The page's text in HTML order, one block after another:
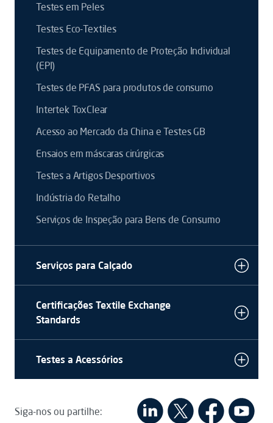
Testes em Peles
Testes Eco-Textiles
Testes de Equipamento de Proteção Individual
(EPI)
Testes de PFAS para produtos de consumo
Intertek ToxClear
Acesso ao Mercado da China e Testes GB
Ensaios em máscaras cirúrgicas
Testes a Artigos Desportivos
Indústria do Retalho
Serviços de Inspeção para Bens de Consumo
Serviços para Calçado
Certificações Textile Exchange
Standards
Testes a Acessórios
Siga-nos ou partilhe: